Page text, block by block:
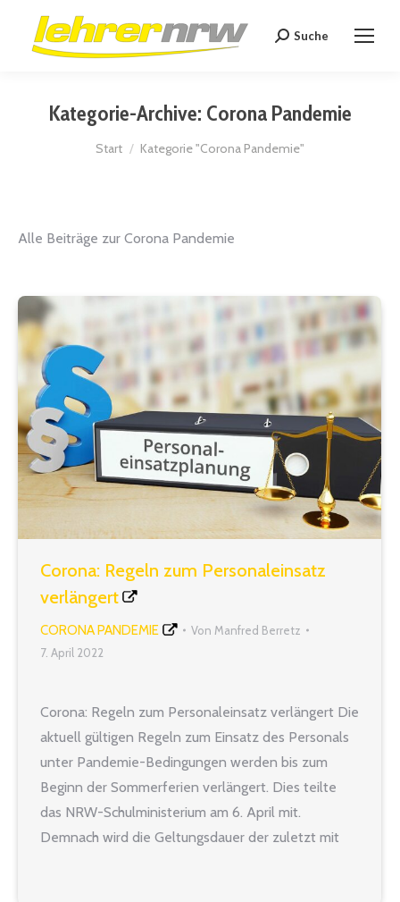
Search:
Suche
Kategorie-Archive: Corona Pandemie
Sie befinden sich hier:
Start Kategorie "Corona Pandemie"
Alle Beiträge zur Corona Pandemie
Corona: Regeln zum Personaleinsatz
verlängert
CORONA PANDEMIE Von Manfred Berretz
7. April 2022
Corona: Regeln zum Personaleinsatz verlängert Die
aktuell gültigen Regeln zum Einsatz des Personals
unter Pandemie-Bedingungen werden bis zum
Beginn der Sommerferien verlängert. Dies teilte
das NRW-Schulministerium am 6. April mit.
Demnach wird die Geltungsdauer der zuletzt mit